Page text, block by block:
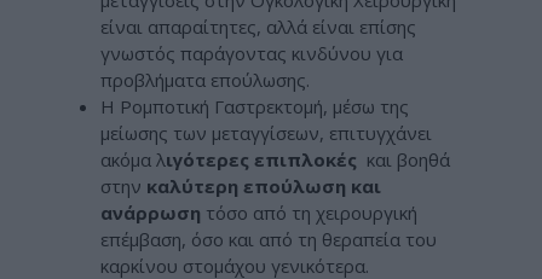
είναι απαραίτητες, αλλά είναι επίσης
γνωστός παράγοντας κινδύνου για
προβλήματα επούλωσης.
Η Ρομποτική Γαστρεκτομή, μέσω της
μείωσης των μεταγγίσεων, επιτυγχάνει
ακόμα λιγότερες επιπλοκές και βοηθά
στην καλύτερη επούλωση και
ανάρρωση τόσο από τη χειρουργική
επέμβαση, όσο και από τη θεραπεία του
καρκίνου στομάχου γενικότερα.